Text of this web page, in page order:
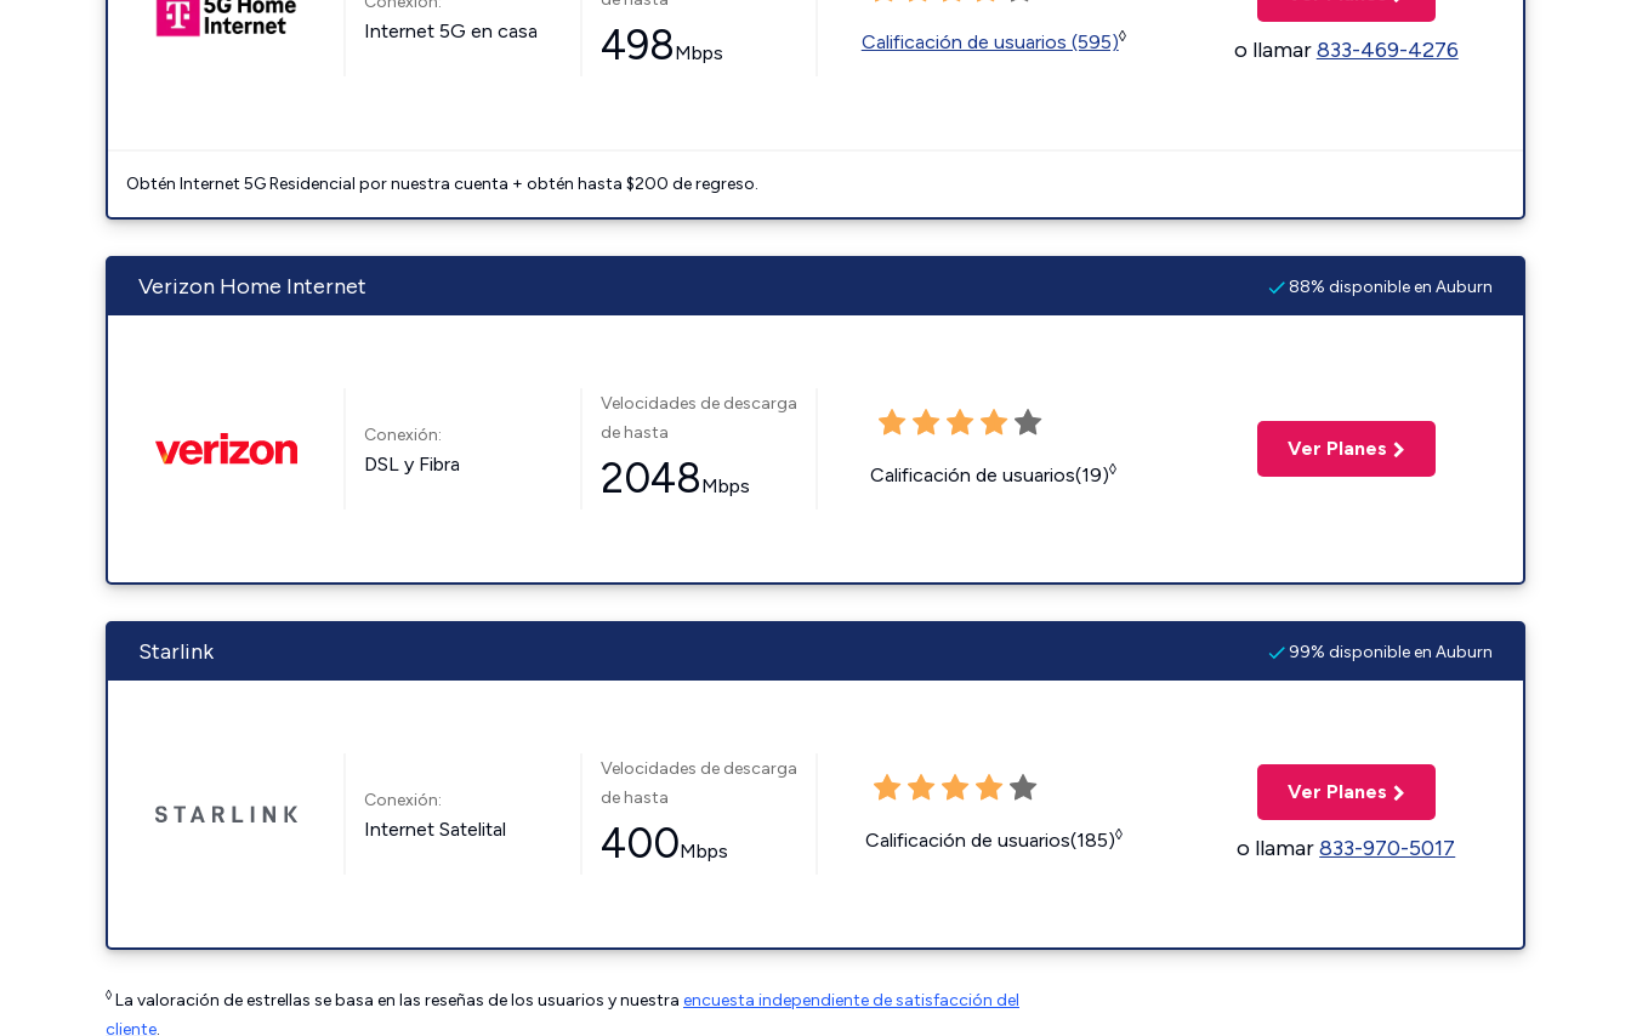
Internet 5G en casa 498Mbps Calificación de usuarios (595)◊ o llamar833-469-4276
Obtén Internet 5G Residencial por nuestra cuenta + obtén hasta $200 de regreso.
Verizon Home Internet 88% disponible en Auburn
Conexión:
DSL y Fibra
Velocidades de descarga
de hasta
2048Mbps Calificación de usuarios(19)◊
Ver Planes
Starlink 99% disponible en Auburn
Conexión:
Internet Satelital
Velocidades de descarga
de hasta
400Mbps Calificación de usuarios(185)◊
Ver Planes
o llamar833-970-5017
◊ La valoración de estrellas se basa en las reseñas de los usuarios y nuestra encuesta independiente de satisfacción del
cliente.